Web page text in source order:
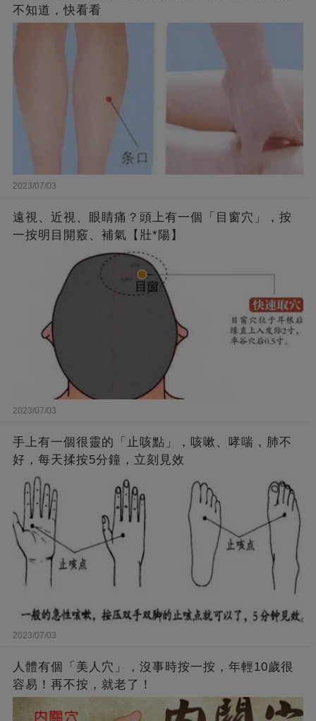
不知道，快看看
2023/07/03
遠視、近視、眼睛痛？頭上有一個「目窗穴」，按
一按明目開竅、補氣【壯*陽】
2023/07/03
手上有一個很靈的「止咳點」，咳嗽、哮喘，肺不
好，每天揉按5分鐘，立刻見效
2023/07/03
人體有個「美人穴」，沒事時按一按，年輕10歲很
容易！再不按，就老了！